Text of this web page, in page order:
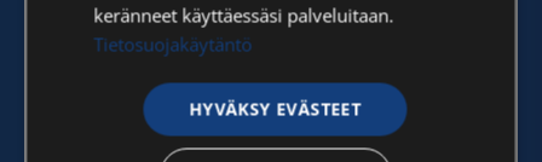
keränneet käyttäessäsi palveluitaan.
Tietosuojakäytäntö
HYVÄKSY EVÄSTEET